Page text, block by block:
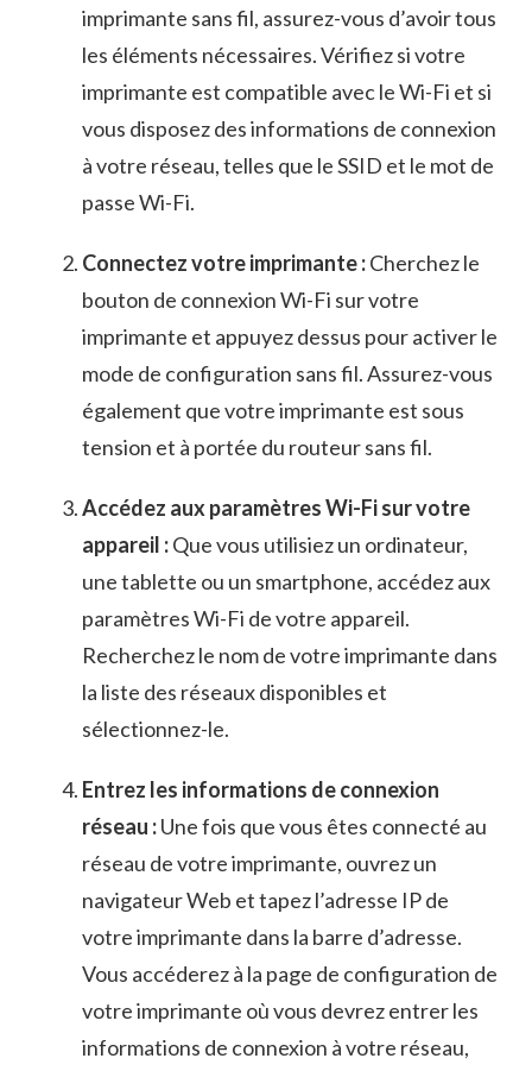
imprimante sans fil, assurez-vous ⁢d’avoir tous
les éléments nécessaires. Vérifiez si votre
imprimante est compatible avec ⁤le Wi-Fi ‌et‍ si
vous​ disposez des‌ informations de connexion
à votre⁤ réseau, telles que ⁤le SSID et le mot de
passe Wi-Fi.
Connectez votre imprimante :Cherchez le
bouton ‌de connexion Wi-Fi sur⁤ votre
imprimante ⁢et appuyez dessus pour activer le
mode ​de configuration sans fil. Assurez-vous
‌également ‌que votre imprimante ⁤est sous
tension et à portée du routeur sans fil.
Accédez aux paramètres Wi-Fi sur votre
appareil :Que vous utilisiez un ​ordinateur,
une tablette ou un⁢ smartphone, accédez aux
paramètres Wi-Fi de votre appareil.
Recherchez ​le nom de‍ votre imprimante dans⁣
la liste des réseaux disponibles et
sélectionnez-le.
Entrez les informations de connexion
réseau :Une fois‍ que vous êtes connecté au
réseau de votre ⁣imprimante,⁤ ouvrez ​un​
navigateur Web et tapez‍ l’adresse IP de
⁣votre imprimante dans la barre d’adresse.
Vous accéderez à la⁣ page de configuration‍ de
votre⁣ imprimante⁣ où vous devrez entrer les
informations ⁤de connexion à votre réseau,